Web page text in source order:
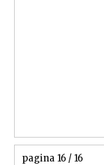
pagina 16 / 16